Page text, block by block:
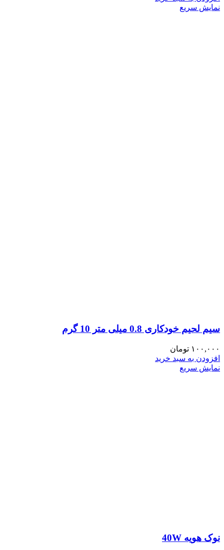
نمایش سریع
سیم لحیم خودکاری 0.8 میلی متر 10 گرم
۱۰۰,۰۰۰ تومان
افزودن به سبد خرید
نمایش سریع
نوک هویه 40W